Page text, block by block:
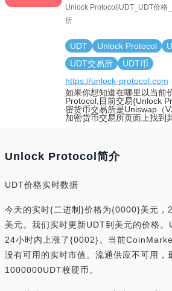
Unlock Protocol|UDT_UDT价格
所
UDT Unlock Protocol
UDT交易所
UDT币
https://unlock-protocol.com
如果你想知道在哪里以当前
Protocol,目前交易{Unlock
密货币交易所是Uniswap（
加密货币交易所页面上找到
Unlock Protocol简介
UDT价格实时数据
今天的实时{二进制}价格为{0000}美元，
美元。我们实时更新UDT到美元的价格
24小时内上涨了{0002}。当前
没有可用的实时市值。流通供应不可用，
1000000UDT枚硬币。